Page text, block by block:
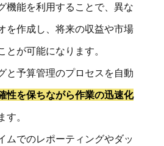
機能を利用することで、異な
を作成し、将来の収益や市場
とが可能になります。
と予算管理のプロセスを自動
性を保ちながら作業の迅速化
す。
ムでのレポーティングやダッ